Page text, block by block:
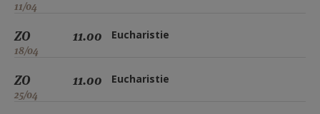
11/04
ZO
18/04
11.00 Eucharistie
ZO
25/04
11.00 Eucharistie